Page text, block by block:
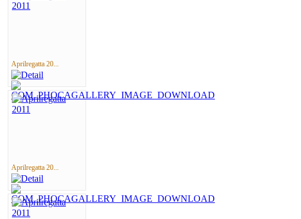
Aprilregatta 20...
Aprilregatta 20...